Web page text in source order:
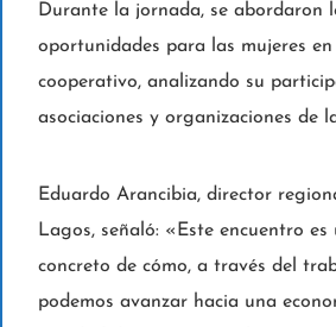
Durante la jornada, se abordaron
oportunidades para las mujeres
cooperativo, analizando su
asociaciones y organizaciones de
Eduardo Arancibia, director
Lagos, señaló: «Este encuentro es
concreto de cómo, a través del
podemos avanzar hacia una